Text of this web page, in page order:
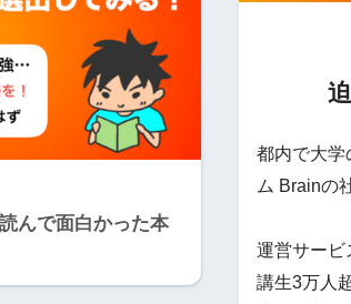
んで面白かった本
都内で大学
ム Brainの
運営サービ
講生3万人